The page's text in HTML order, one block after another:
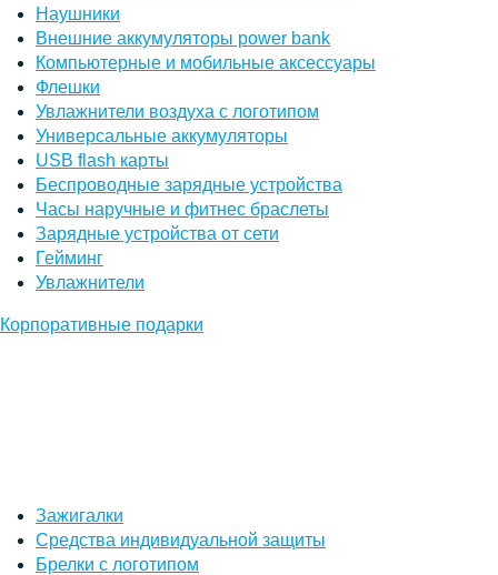
Наушники
Внешние аккумуляторы power bank
Компьютерные и мобильные аксессуары
Флешки
Увлажнители воздуха с логотипом
Универсальные аккумуляторы
USB flash карты
Беспроводные зарядные устройства
Часы наручные и фитнес браслеты
Зарядные устройства от сети
Гейминг
Увлажнители
Корпоративные подарки
Зажигалки
Средства индивидуальной защиты
Брелки с логотипом